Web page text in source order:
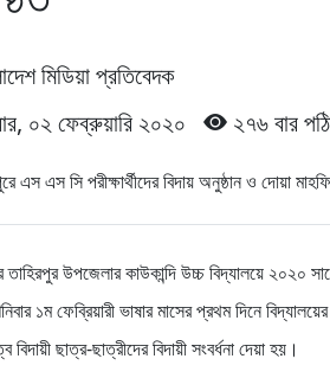
মিডিয়া প্রতিবেদক
০২ ফেব্রুয়ারি ২০২০
২৭৬ বার
তাহিরপুর উপজেলার কাউকান্দি উচ্চ বিদ্যালয়ে ২০২০
১ম ফেব্রিয়ারী ভাষার মাসের প্রথম দিনে
বিদায়ী ছাত্র-ছাত্রীদের বিদায়ী সংবর্ধনা দেয়া হয়।